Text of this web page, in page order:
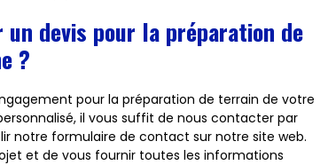
devis pour la préparation de
?
pour la préparation de terrain de votre
il vous suffit de nous contacter par
notre formulaire de contact sur notre site web.
et de vous fournir toutes les informations